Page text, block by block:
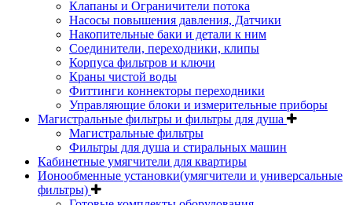
Клапаны и Ограничители потока
Насосы повышения давления, Датчики
Накопительные баки и детали к ним
Соединители, переходники, клипы
Корпуса фильтров и ключи
Краны чистой воды
Фиттинги коннекторы переходники
Управляющие блоки и измерительные приборы
Магистральные фильтры и фильтры для душа
Магистральные фильтры
Фильтры для душа и стиральных машин
Кабинетные умягчители для квартиры
Ионообменные установки(умягчители и универсальные
фильтры)